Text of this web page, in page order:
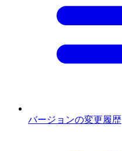
バージョンの変更履歴